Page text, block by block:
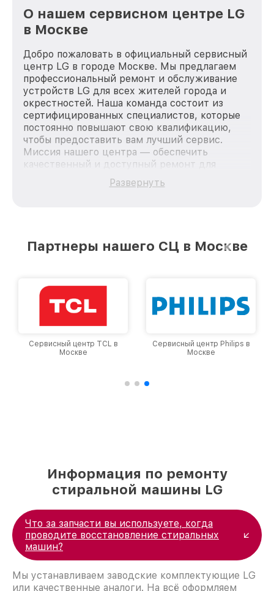
О нашем сервисном центре LG
в Москве
Добро пожаловать в официальный сервисный
центр LG в городе Москве. Мы предлагаем
профессиональный ремонт и обслуживание
устройств LG для всех жителей города и
окрестностей. Наша команда состоит из
сертифицированных специалистов, которые
постоянно повышают свою квалификацию,
чтобы предоставить вам лучший сервис.
Миссия нашего центра — обеспечить
качественный и доступный ремонт для
каждого пользователя продукции LG, вне
зависимости от сложности поломки. Мы
Москве, постоянно повышая уровень доверия
Развернуть
Партнеры нашего СЦ в Москве
Сервисный центр TCL в
Москве
Сервисный центр Philips в
Москве
Информация по ремонту
стиральной машины LG
Что за запчасти вы используете, когда
проводите восстановление стиральных
машин?
Мы устанавливаем заводские комплектующие LG
или качественные аналоги. На всё оформляем